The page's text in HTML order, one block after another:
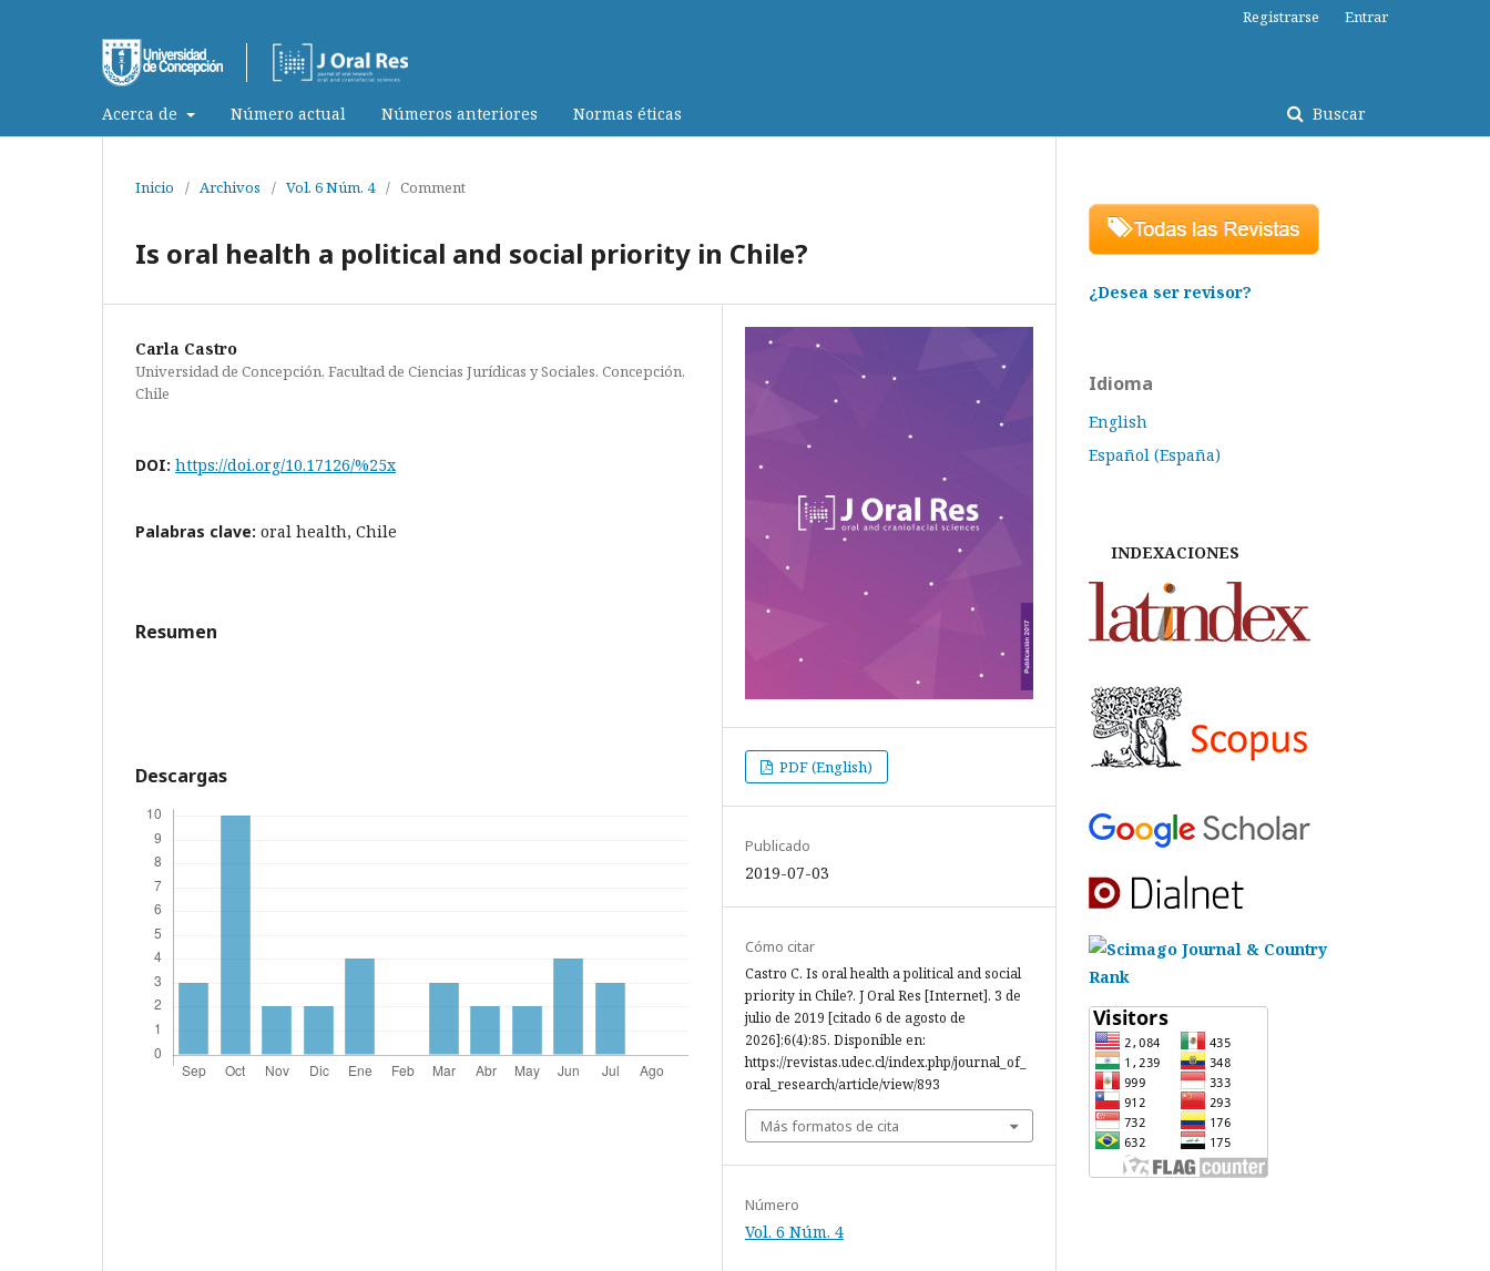
Acerca de Número actual Números anteriores Normas éticas Buscar
Registrarse Entrar
Inicio / Archivos / Vol. 6 Núm. 4 / Comment
Is oral health a political and social priority in Chile?
Carla Castro
Universidad de Concepción, Facultad de Ciencias Jurídicas y Sociales. Concepción,
Chile
DOI: https://doi.org/10.17126/%25x
Palabras clave: oral health, Chile
Resumen
Descargas PDF (English)
Publicado
2019-07-03
Cómo citar
Castro C. Is oral health a political and social
priority in Chile?. J Oral Res [Internet]. 3 de
julio de 2019 [citado 6 de agosto de
2026];6(4):85. Disponible en:
https://revistas.udec.cl/index.php/journal_of_
oral_research/article/view/893
Más formatos de cita
Número
Vol. 6 Núm. 4
¿Desea ser revisor?
Idioma
English
Español (España)
INDEXACIONES